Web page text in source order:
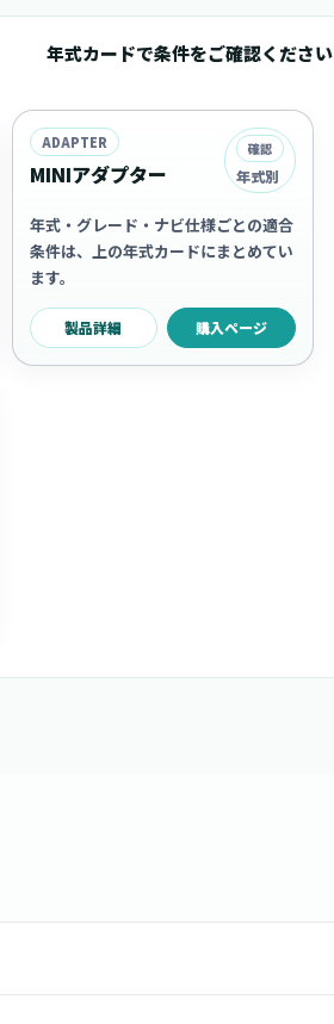
年式カードで条件をご確認ください
ADAPTER
MINIアダプター
確認
年式別
年式・グレード・ナビ仕様ごとの適合
条件は、上の年式カードにまとめてい
ます。
製品詳細 購入ページ